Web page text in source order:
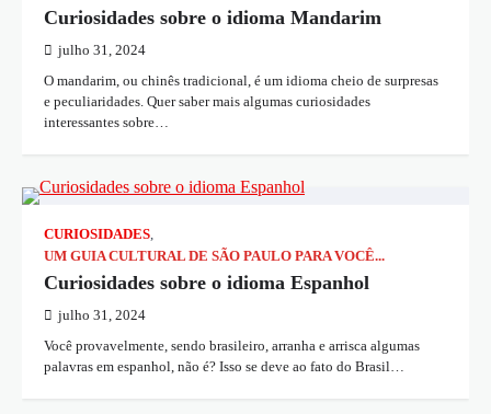
Curiosidades sobre o idioma Mandarim
julho 31, 2024
O mandarim, ou chinês tradicional, é um idioma cheio de surpresas
e peculiaridades. Quer saber mais algumas curiosidades
interessantes sobre…
CURIOSIDADES,
UM GUIA CULTURAL DE SÃO PAULO PARA VOCÊ...
Curiosidades sobre o idioma Espanhol
julho 31, 2024
Você provavelmente, sendo brasileiro, arranha e arrisca algumas
palavras em espanhol, não é? Isso se deve ao fato do Brasil…